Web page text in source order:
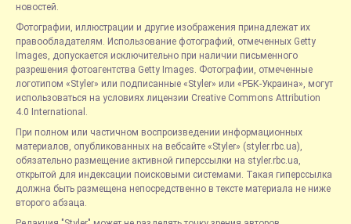
новостей.
Фотографии, иллюстрации и другие изображения принадлежат их
правообладателям. Использование фотографий, отмеченных Getty
Images, допускается исключительно при наличии письменного
разрешения фотоагентства Getty Images. Фотографии, отмеченные
логотипом «Styler» или подписанные «Styler» или «РБК-Украина», могут
использоваться на условиях лицензии Creative Commons Attribution
4.0 International.
При полном или частичном воспроизведении информационных
материалов, опубликованных на вебсайте «Styler» (styler.rbc.ua),
обязательно размещение активной гиперссылки на styler.rbc.ua,
открытой для индексации поисковыми системами. Такая гиперссылка
должна быть размещена непосредственно в тексте материала не ниже
второго абзаца.